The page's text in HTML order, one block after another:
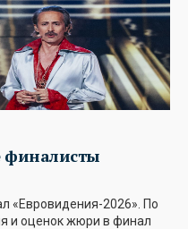
финалисты
«Евровидения-2026». По
и оценок жюри в финал